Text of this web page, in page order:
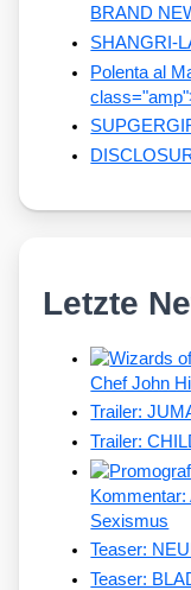
BRAND
SHANGRI-
Polenta al
Letzte
Chef John
Trailer:
Trailer:
Kommentar:
Sexismus
Teaser:
Teaser: